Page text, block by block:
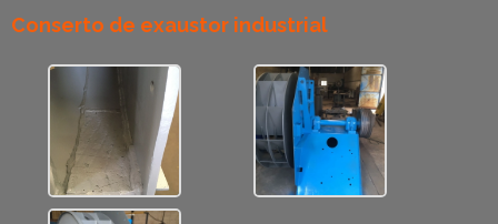
Conserto de exaustor industrial